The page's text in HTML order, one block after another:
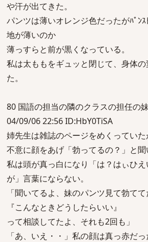
や汗が出てきた。
パンツは薄いオレンジ色だったがﾊﾟﾝ
地が薄いのか
薄っすらと前が黒くなっている。
私は太ももをギュッと閉じて、身体
た。
80 国語の担当の隣のクラスの担任の
04/09/06 22:56 ID:HbY0TiSA
姉先生は雑誌のページをめくっていた
不意に顔をあげ「勃ってるの？」と聞
私は頭が真っ白になり「は？はぃひ
が」言葉にならない。
「聞いてるよ、妹のパンツ見て勃て
『こんなときどうしたらいい』
って相談してたよ、それも2回も」
「あ、いえ・・」私の顔は真っ赤だっ